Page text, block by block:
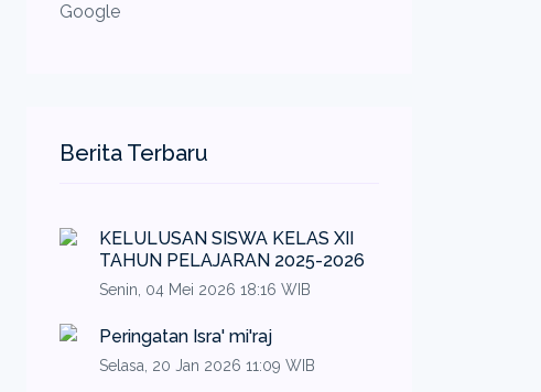
Google
Berita Terbaru
KELULUSAN SISWA KELAS XII
TAHUN PELAJARAN 2025-2026
Senin, 04 Mei 2026 18:16 WIB
Peringatan Isra' mi'raj
Selasa, 20 Jan 2026 11:09 WIB